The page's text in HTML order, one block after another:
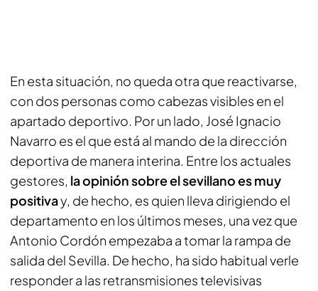
En esta situación, no queda otra que reactivarse,
con dos personas como cabezas visibles en el
apartado deportivo. Por un lado, José Ignacio
Navarro es el que está al mando de la dirección
deportiva de manera interina. Entre los actuales
gestores, la opinión sobre el sevillano es muy
positivay, de hecho, es quien lleva dirigiendo el
departamento en los últimos meses, una vez que
Antonio Cordón empezaba a tomar la rampa de
salida del Sevilla. De hecho, ha sido habitual verle
responder a las retransmisiones televisivas